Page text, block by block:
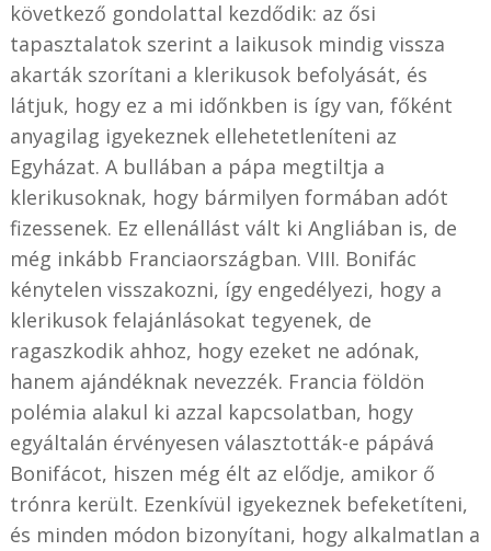
következő gondolattal kezdődik: az ősi
tapasztalatok szerint a laikusok mindig vissza
akarták szorítani a klerikusok befolyását, és
látjuk, hogy ez a mi időnkben is így van, főként
anyagilag igyekeznek ellehetetleníteni az
Egyházat. A bullában a pápa megtiltja a
klerikusoknak, hogy bármilyen formában adót
fizessenek. Ez ellenállást vált ki Angliában is, de
még inkább Franciaországban. VIII. Bonifác
kénytelen visszakozni, így engedélyezi, hogy a
klerikusok felajánlásokat tegyenek, de
ragaszkodik ahhoz, hogy ezeket ne adónak,
hanem ajándéknak nevezzék. Francia földön
polémia alakul ki azzal kapcsolatban, hogy
egyáltalán érvényesen választották-e pápává
Bonifácot, hiszen még élt az elődje, amikor ő
trónra került. Ezenkívül igyekeznek befeketíteni,
és minden módon bizonyítani, hogy alkalmatlan a